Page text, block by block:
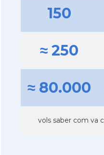
150
≈ 250
≈ 80.000
vols saber com va